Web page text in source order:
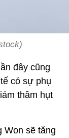
đây cũng
có sự phụ
thâm hụt
Won sẽ tăng